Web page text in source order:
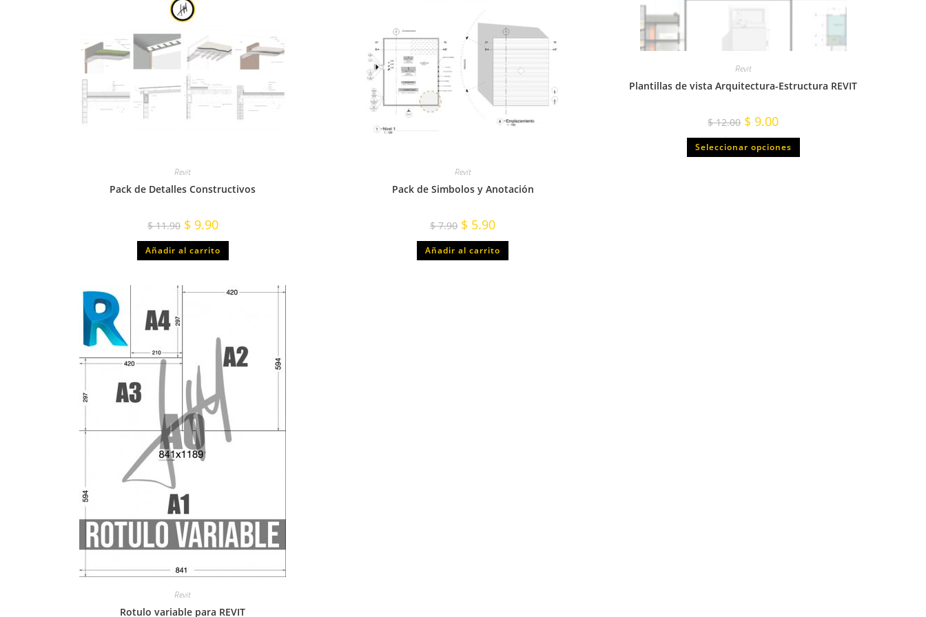
Revit
Pack de Detalles Constructivos
$11.90 $ 9.90
Añadir al carrito
Revit
Pack de Simbolos y Anotación
$7.90 $ 5.90
Añadir al carrito
Revit
Plantillas de vista Arquitectura-Estructura REVIT
$12.00 $ 9.00
Seleccionar opciones
Revit
Rotulo variable para REVIT